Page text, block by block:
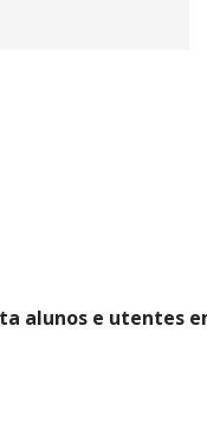
alunos e utentes